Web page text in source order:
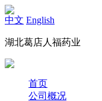
中文 English
湖北葛店人福药业
首页
公司概况